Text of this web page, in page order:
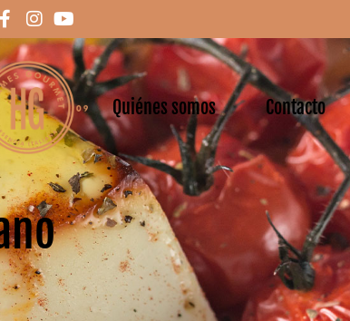
Quiénes somos Contacto